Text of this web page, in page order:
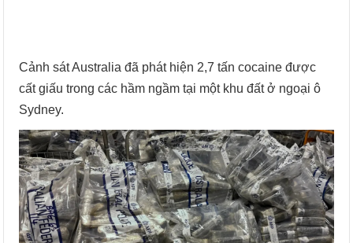
Cảnh sát Australia đã phát hiện 2,7 tấn cocaine được
cất giấu trong các hầm ngầm tại một khu đất ở ngoại ô
Sydney.